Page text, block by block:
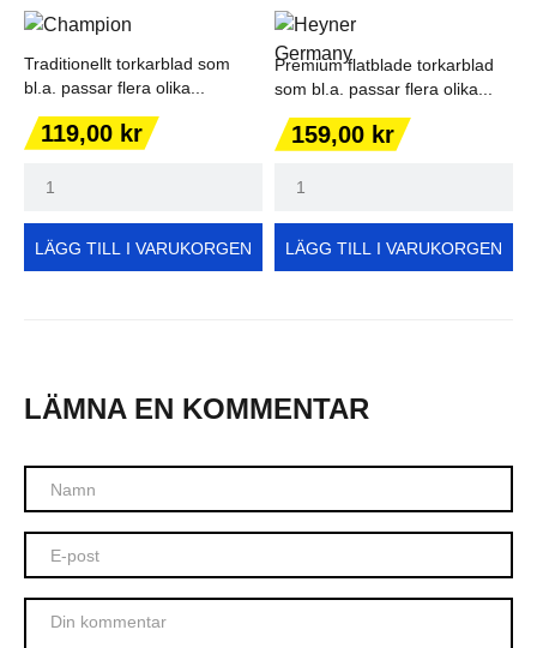
Traditionellt torkarblad som
bl.a. passar flera olika...
Pris
119,00 kr
LÄGG TILL I VARUKORGEN
Premium flatblade torkarblad
som bl.a. passar flera olika...
Pris
159,00 kr
LÄGG TILL I VARUKORGEN
LÄMNA EN KOMMENTAR